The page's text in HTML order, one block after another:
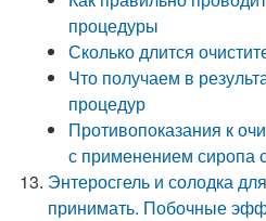
процедуры
Сколько длится
Что получаем в
процедур
Противопоказания к
с применением сиропа
Энтеросгель и солодка
принимать. Побочные